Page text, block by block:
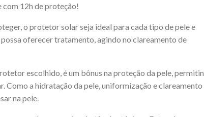
com 12h de proteção!
o protetor solar seja ideal para cada tipo de pele e
oferecer tratamento, agindo no clareamento de
escolhido, é um bônus na proteção da pele,
Como a hidratação da pele, uniformização e clareamento
na pele.